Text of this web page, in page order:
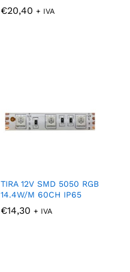
€20,40 + IVA
€20,40
TIRA 12V SMD 5050 RGB
14.4W/M 60CH IP65
€14,30 + IVA
€14,30